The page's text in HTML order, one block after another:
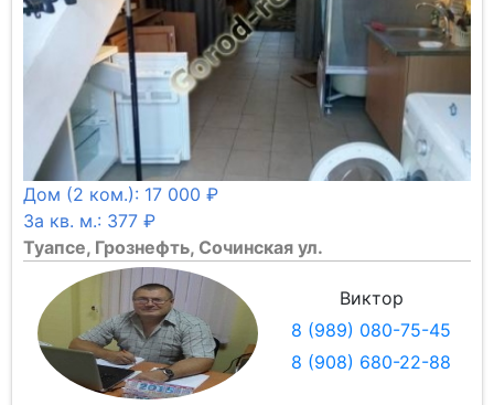
Дом (2 ком.): 17 000 ₽
За кв. м.: 377 ₽
Туапсе, Грознефть, Сочинская ул.
Виктор
8 (989) 080-75-45
8 (908) 680-22-88